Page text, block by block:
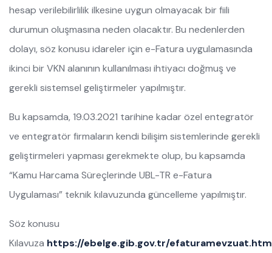
hesap verilebilirlilik ilkesine uygun olmayacak bir fiili
durumun oluşmasına neden olacaktır. Bu nedenlerden
dolayı, söz konusu idareler için e-Fatura uygulamasında
ikinci bir VKN alanının kullanılması ihtiyacı doğmuş ve
gerekli sistemsel geliştirmeler yapılmıştır.
Bu kapsamda, 19.03.2021 tarihine kadar özel entegratör
ve entegratör firmaların kendi bilişim sistemlerinde gerekli
geliştirmeleri yapması gerekmekte olup, bu kapsamda
“Kamu Harcama Süreçlerinde UBL-TR e-Fatura
Uygulaması” teknik kılavuzunda güncelleme yapılmıştır.
Söz konusu
Kılavuza https://ebelge.gib.gov.tr/